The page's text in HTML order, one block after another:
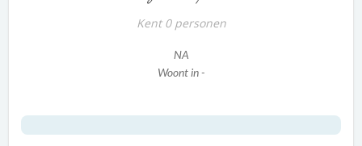
Kent 0 personen
NA
Woont in -